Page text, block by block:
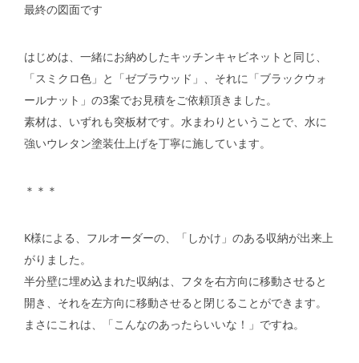
最終の図面です
はじめは、一緒にお納めしたキッチンキャビネットと同じ、
「スミクロ色」と「ゼブラウッド」、それに「ブラックウォ
ールナット」の3案でお見積をご依頼頂きました。
素材は、いずれも突板材です。水まわりということで、水に
強いウレタン塗装仕上げを丁寧に施しています。
＊＊＊
K様による、フルオーダーの、「しかけ」のある収納が出来上
がりました。
半分壁に埋め込まれた収納は、フタを右方向に移動させると
開き、それを左方向に移動させると閉じることができます。
まさにこれは、「こんなのあったらいいな！」ですね。